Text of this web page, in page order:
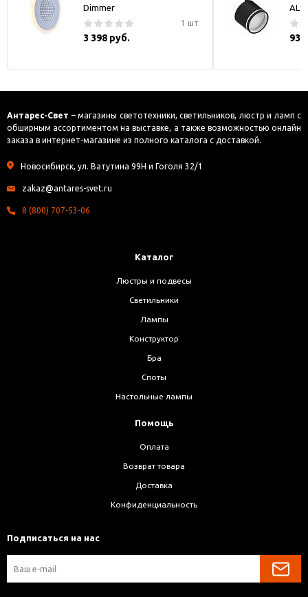
Dimmer
1 шт
3 398 руб.
Антарес-Свет – магазины светотехники, светильников, люстр и ламп с
обширным ассортиментом на выставке, а также возможностью онлайн
заказа в интернет-магазине из полного каталога с доставкой.
Новосибирск, ул. Ватутина 99Н и Гоголя 32/1
zakaz@antares-svet.ru
8 (800) 707-53-06
Каталог
Люстры и подвесы
Светильники
Лампы
Конструктор
Бра
Споты
Настольные лампы
Помощь
Оплата
Возврат товара
Доставка
Конфиденциальность
Подписаться на нас